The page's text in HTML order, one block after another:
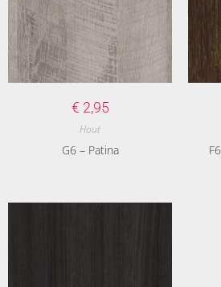
€ 2,95
Hout
G6 – Patina